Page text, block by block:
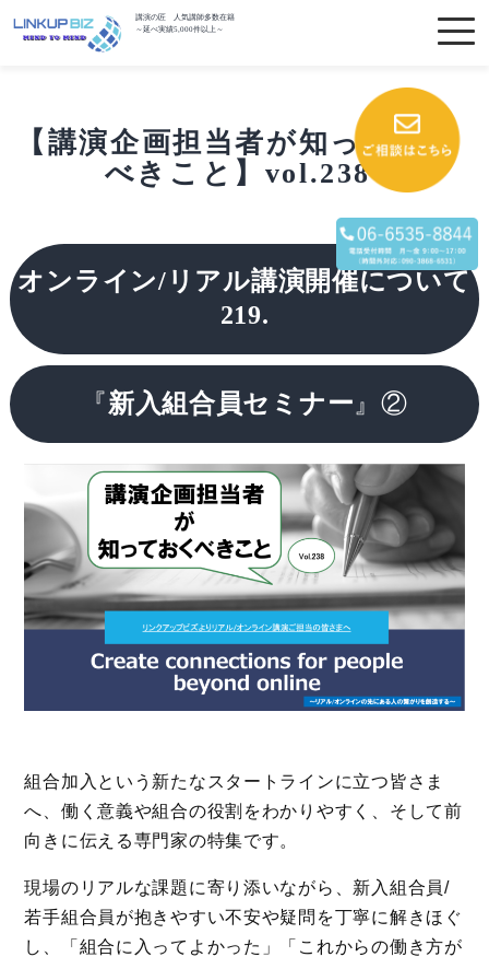
講演の匠 人気講師多数在籍
～延べ実績5,000件以上～
【講演企画担当者が知っておく
べきこと】vol.238
オンライン/リアル講演開催について
219.
『新入組合員セミナー 』②
組合加入という新たなスタートラインに立つ皆さま
へ、働く意義や組合の役割をわかりやすく、そして前
向きに伝える専門家の特集です。
現場のリアルな課題に寄り添いながら、新入組合員/
若手組合員が抱きやすい不安や疑問を丁寧に解きほぐ
し、「組合に入ってよかった」「これからの働き方が